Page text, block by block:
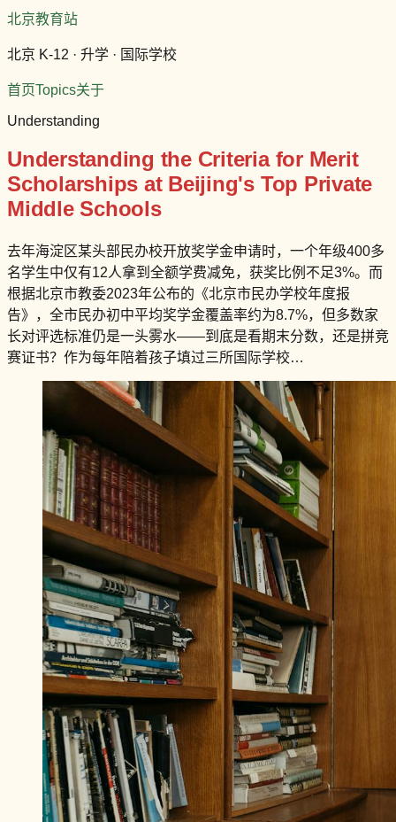
北京教育站
北京 K-12 · 升学 · 国际学校
首页Topics关于
Understanding
Understanding the Criteria for Merit
Scholarships at Beijing's Top Private
Middle Schools
去年海淀区某头部民办校开放奖学金申请时，一个年级400多
名学生中仅有12人拿到全额学费减免，获奖比例不足3%。而
根据北京市教委2023年公布的《北京市民办学校年度报
告》，全市民办初中平均奖学金覆盖率约为8.7%，但多数家
长对评选标准仍是一头雾水——到底是看期末分数，还是拼竞
赛证书？作为每年陪着孩子填过三所国际学校…